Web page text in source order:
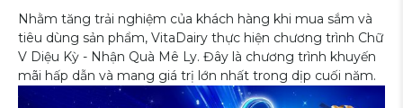
Nhằm tăng trải nghiệm của khách hàng khi mua sắm và
tiêu dùng sản phẩm, VitaDairy thực hiện chương trình Chữ
V Diệu Kỳ - Nhận Quà Mê Ly. Đây là chương trình khuyến
mãi hấp dẫn và mang giá trị lớn nhất trong dịp cuối năm.